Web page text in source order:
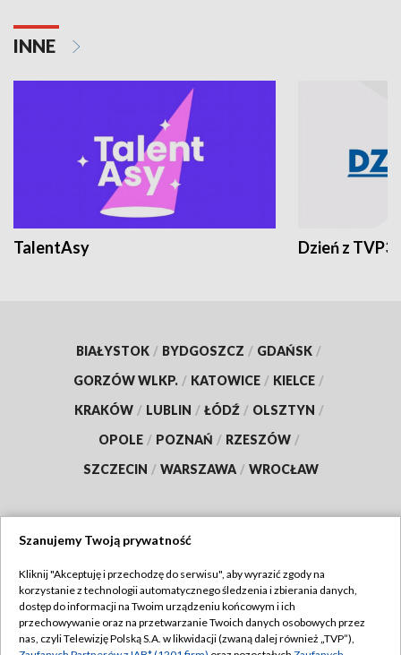
INNE
TalentAsy Dzień z TVP3
BIAŁYSTOK / BYDGOSZCZ / GDAŃSK /
GORZÓW WLKP. / KATOWICE / KIELCE /
KRAKÓW / LUBLIN / ŁÓDŹ / OLSZTYN /
OPOLE / POZNAŃ / RZESZÓW /
SZCZECIN / WARSZAWA / WROCŁAW
TVP
Abonament TVP
Regulamin TVP
Szanujemy Twoją prywatność
Kliknij "Akceptuję i przechodzę do serwisu", aby wyrazić zgody na
korzystanie z technologii automatycznego śledzenia i zbierania danych,
dostęp do informacji na Twoim urządzeniu końcowym i ich
przechowywanie oraz na przetwarzanie Twoich danych osobowych przez
nas, czyli Telewizję Polską S.A. w likwidacji (zwaną dalej również „TVP”),